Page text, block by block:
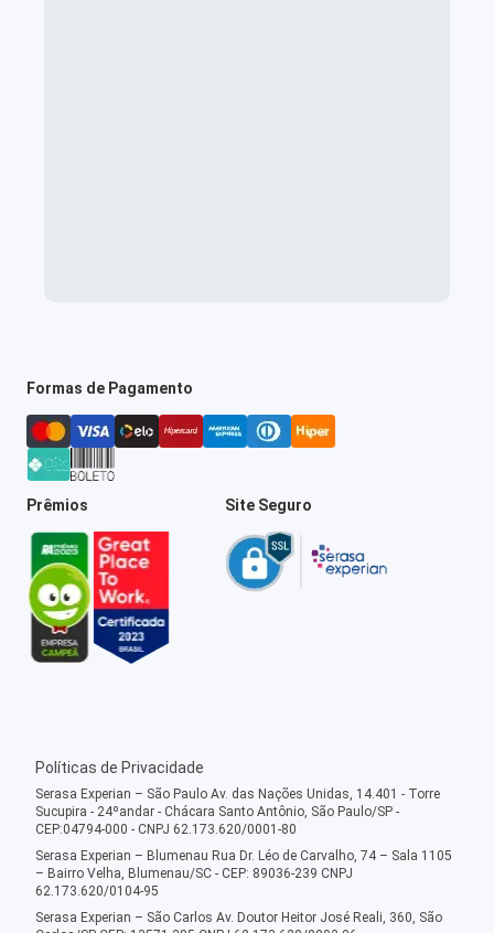
Formas de Pagamento
Prêmios Site Seguro
Políticas de Privacidade
Serasa Experian – São Paulo Av. das Nações Unidas, 14.401 - Torre
Sucupira - 24ºandar - Chácara Santo Antônio, São Paulo/SP -
CEP:04794-000 - CNPJ 62.173.620/0001-80
Serasa Experian – Blumenau Rua Dr. Léo de Carvalho, 74 – Sala 1105
– Bairro Velha, Blumenau/SC - CEP: 89036-239 CNPJ
62.173.620/0104-95
Serasa Experian – São Carlos Av. Doutor Heitor José Reali, 360, São